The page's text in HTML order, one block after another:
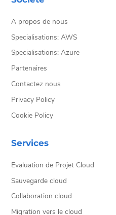
A propos de nous
Specialisations: AWS
Specialisations: Azure
Partenaires
Contactez nous
Privacy Policy
Cookie Policy
Services
Evaluation de Projet Cloud
Sauvegarde cloud
Collaboration cloud
Migration vers le cloud